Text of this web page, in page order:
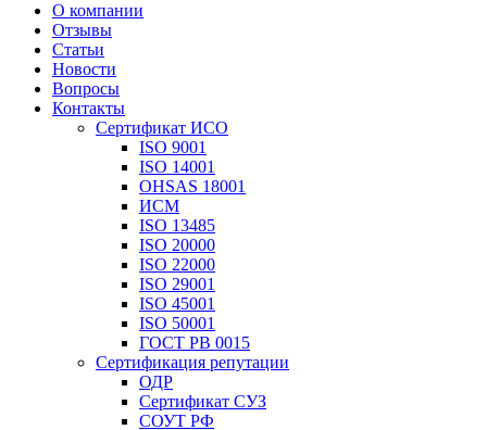
О компании
Отзывы
Статьи
Новости
Вопросы
Контакты
Сертификат ИСО
ISO 9001
ISO 14001
OHSAS 18001
ИСМ
ISO 13485
ISO 20000
ISO 22000
ISO 29001
ISO 45001
ISO 50001
ГОСТ РВ 0015
Сертификация репутации
ОДР
Сертификат СУЗ
СОУТ РФ